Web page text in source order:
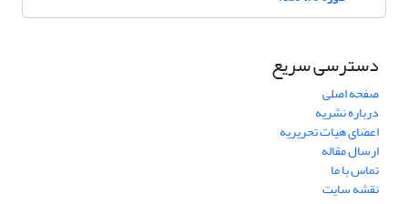
دسترسی سریع
صفحه اصلی
درباره نشریه
اعضای هیات تحریریه
ارسال مقاله
تماس با ما
نقشه سایت